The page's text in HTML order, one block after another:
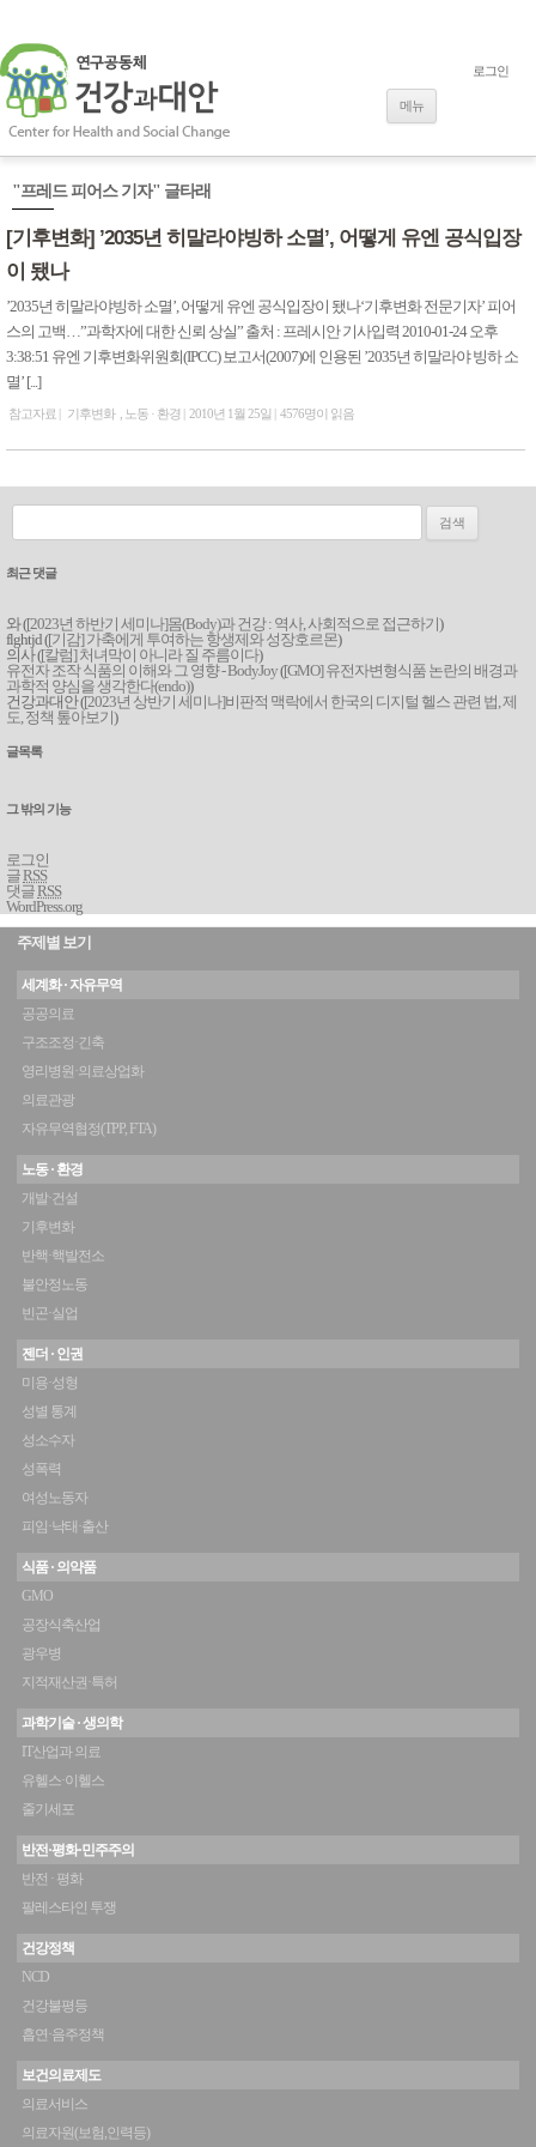
메뉴
로그인
"프레드 피어스 기자" 글타래
[기후변화] ’2035년 히말라야빙하 소멸’, 어떻게 유엔 공식입장
이 됐나
’2035년 히말라야빙하 소멸’, 어떻게 유엔 공식입장이 됐나‘기후변화 전문기자’ 피어
스의 고백…”과학자에 대한 신뢰 상실” 출처 : 프레시안 기사입력 2010-01-24 오후
3:38:51 유엔 기후변화위원회(IPCC) 보고서(2007)에 인용된 ’2035년 히말라야 빙하 소
멸’ [...]
참고자료 기후변화 노동 · 환경 2010년 1월 25일 4576명이 읽음
최근 댓글
와 ([2023년 하반기 세미나]몸(Body)과 건강 : 역사, 사회적으로 접근하기 )
flghtjd ([기감] 가축에게 투여하는 항생제와 성장호르몬)
의사 ([칼럼] 처녀막이 아니라 질 주름이다)
유전자 조작 식품의 이해와 그 영향 - BodyJoy([GMO] 유전자변형식품 논란의 배경과
과학적 양심을 생각한다(endo))
건강과대안 ([2023년 상반기 세미나]비판적 맥락에서 한국의 디지털 헬스 관련 법, 제
도, 정책 톺아보기 )
글목록
그 밖의 기능
로그인
글RSS
댓글RSS
WordPress.org
주제별 보기
세계화 · 자유무역
공공의료
구조조정·긴축
영리병원·의료상업화
의료관광
자유무역협정(TPP, FTA)
노동 · 환경
개발·건설
기후변화
반핵·핵발전소
불안정노동
빈곤·실업
젠더 · 인권
미용·성형
성별 통계
성소수자
성폭력
여성노동자
피임·낙태·출산
식품 · 의약품
GMO
공장식축산업
광우병
지적재산권·특허
과학기술 · 생의학
IT산업과 의료
유헬스·이헬스
줄기세포
반전·평화·민주주의
반전 · 평화
팔레스타인 투쟁
건강정책
NCD
건강불평등
흡연·음주정책
보건의료제도
의료서비스
의료자원(보험,인력등)